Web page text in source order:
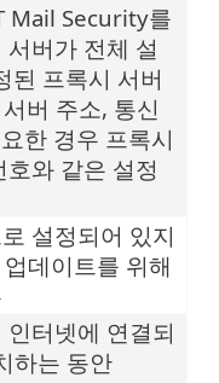
Mail Security를
버가 전체 설
된 프록시 서버
버 주소, 통신
한 경우 프록시
와 같은 설정
설정되어 있지
데이트를 위해
터넷에 연결되
하는 동안